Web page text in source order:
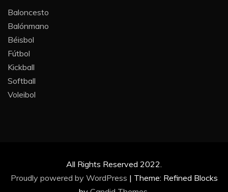
Baloncesto
Balónmano
Béisbol
Fútbol
Kickball​
Softball​
Voleibol​
All Rights Reserved 2022.
Proudly powered by WordPress | Theme: Refined Blocks